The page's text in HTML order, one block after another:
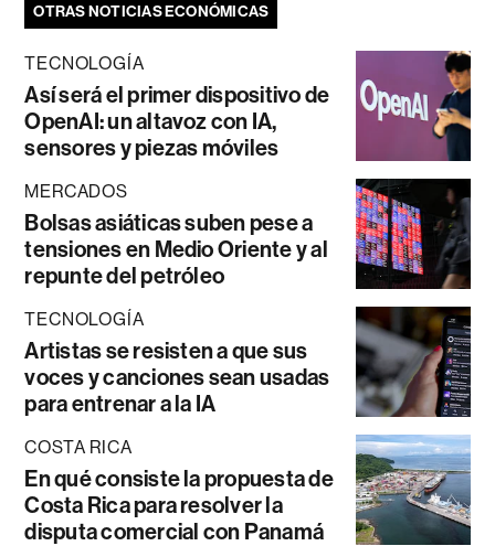
OTRAS NOTICIAS ECONÓMICAS
TECNOLOGÍA
Así será el primer dispositivo de
OpenAI: un altavoz con IA,
sensores y piezas móviles
MERCADOS
Bolsas asiáticas suben pese a
tensiones en Medio Oriente y al
repunte del petróleo
TECNOLOGÍA
Artistas se resisten a que sus
voces y canciones sean usadas
para entrenar a la IA
COSTA RICA
En qué consiste la propuesta de
Costa Rica para resolver la
disputa comercial con Panamá